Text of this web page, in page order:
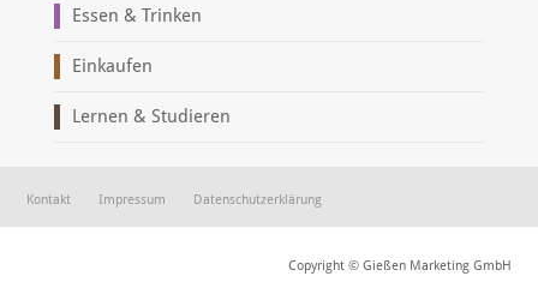
Essen & Trinken
Einkaufen
Lernen & Studieren
Kontakt Impressum Datenschutzerklärung
Copyright © Gießen Marketing GmbH